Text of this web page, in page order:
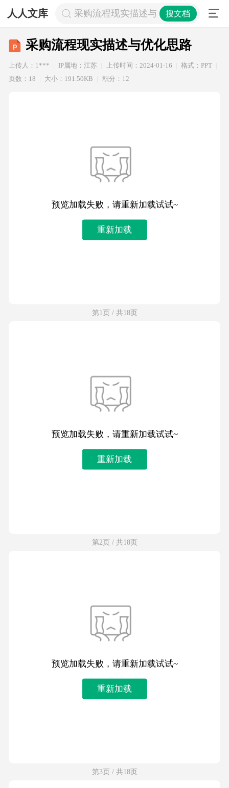
人人文库 采购流程现实描述与优化思路
搜文档
采购流程现实描述与优化思路
上传人：1*** IP属地：江苏 上传时间：2024-01-16
格式：PPT
页数：18
大小：191.50KB 积分：12
预览加载失败，请重新加载试试~
重新加载
第1页 / 共18页
预览加载失败，请重新加载试试~
重新加载
第2页 / 共18页
预览加载失败，请重新加载试试~
重新加载
第3页 / 共18页